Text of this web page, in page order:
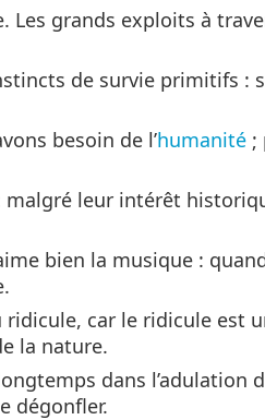
Les grands exploits à
de survie primitifs :
besoin de l’humanité ;
leur intérêt
bien la musique :
ridicule, car le ridicule est
la nature.
dans
dégonfler.